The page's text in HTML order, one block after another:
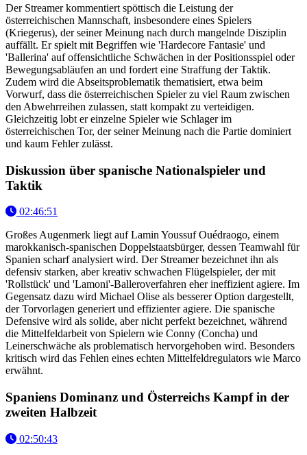
Der Streamer kommentiert spöttisch die Leistung der
österreichischen Mannschaft, insbesondere eines Spielers
(Kriegerus), der seiner Meinung nach durch mangelnde Disziplin
auffällt. Er spielt mit Begriffen wie 'Hardecore Fantasie' und
'Ballerina' auf offensichtliche Schwächen in der Positionsspiel oder
Bewegungsabläufen an und fordert eine Straffung der Taktik.
Zudem wird die Abseitsproblematik thematisiert, etwa beim
Vorwurf, dass die österreichischen Spieler zu viel Raum zwischen
den Abwehrreihen zulassen, statt kompakt zu verteidigen.
Gleichzeitig lobt er einzelne Spieler wie Schlager im
österreichischen Tor, der seiner Meinung nach die Partie dominiert
und kaum Fehler zulässt.
Diskussion über spanische Nationalspieler und
Taktik
02:46:51
Großes Augenmerk liegt auf Lamin Youssuf Ouédraogo, einem
marokkanisch-spanischen Doppelstaatsbürger, dessen Teamwahl für
Spanien scharf analysiert wird. Der Streamer bezeichnet ihn als
defensiv starken, aber kreativ schwachen Flügelspieler, der mit
'Rollstück' und 'Lamoni'-Balleroverfahren eher ineffizient agiere. Im
Gegensatz dazu wird Michael Olise als besserer Option dargestellt,
der Torvorlagen generiert und effizienter agiere. Die spanische
Defensive wird als solide, aber nicht perfekt bezeichnet, während
die Mittelfeldarbeit von Spielern wie Conny (Concha) und
Leinerschwäche als problematisch hervorgehoben wird. Besonders
kritisch wird das Fehlen eines echten Mittelfeldregulators wie Marco
erwähnt.
Spaniens Dominanz und Österreichs Kampf in der
zweiten Halbzeit
02:50:43